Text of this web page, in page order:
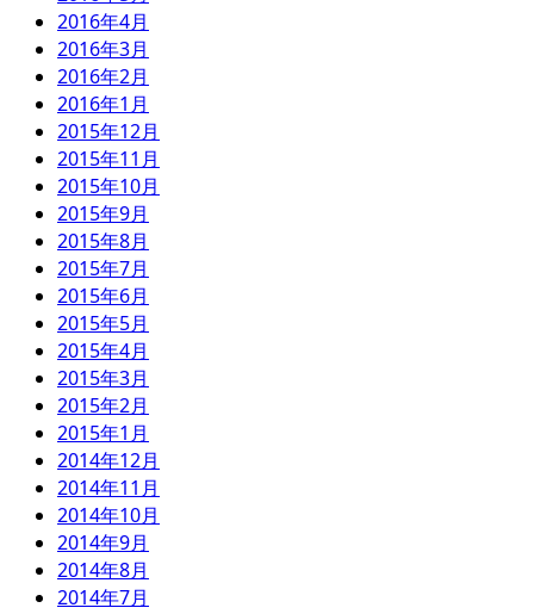
2016年4月
2016年3月
2016年2月
2016年1月
2015年12月
2015年11月
2015年10月
2015年9月
2015年8月
2015年7月
2015年6月
2015年5月
2015年4月
2015年3月
2015年2月
2015年1月
2014年12月
2014年11月
2014年10月
2014年9月
2014年8月
2014年7月